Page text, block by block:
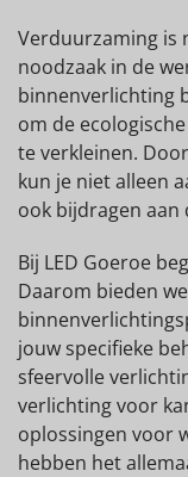
Verduurzaming is
noodzaak in de
binnenverlichting
om de
te verkleinen.
kun je niet alleen
ook bijdragen aan
Bij LED Goeroe
Daarom bieden
jouw specifieke
sfeervolle
verlichting voor
oplossingen voor
hebben het